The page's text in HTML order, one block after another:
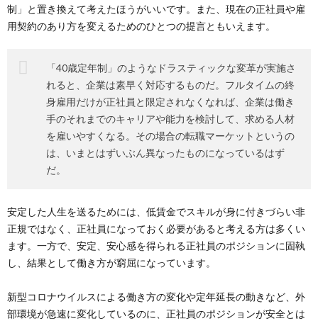
制」と置き換えて考えたほうがいいです。また、現在の正社員や雇
用契約のあり方を変えるためのひとつの提言ともいえます。
「40歳定年制」のようなドラスティックな変革が実施さ
れると、企業は素早く対応するものだ。フルタイムの終
身雇用だけが正社員と限定されなくなれば、企業は働き
手のそれまでのキャリアや能力を検討して、求める人材
を雇いやすくなる。その場合の転職マーケットというの
は、いまとはずいぶん異なったものになっているはず
だ。
安定した人生を送るためには、低賃金でスキルが身に付きづらい非
正規ではなく、正社員になっておく必要があると考える方は多くい
ます。一方で、安定、安心感を得られる正社員のポジションに固執
し、結果として働き方が窮屈になっています。
新型コロナウイルスによる働き方の変化や定年延長の動きなど、外
部環境が急速に変化しているのに、正社員のポジションが安全とは